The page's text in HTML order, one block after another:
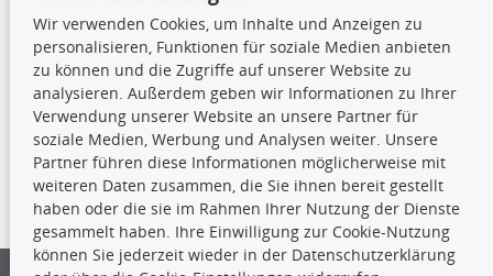
TecDoc Inside
Die hier angezeigten Daten insbesondere die gesamte Datenbank dürfen
nicht kopiert werden.
Es ist zu unterlassen, die Daten oder die gesamte Datenbank ohne
vorherige Zustimmung von TecDoc zu vervielfältigen, zu verbreiten
Wir verwenden Cookies, um Inhalte und Anzeigen zu
personalisieren, Funktionen für soziale Medien anbieten
zu können und die Zugriffe auf unserer Website zu
analysieren. Außerdem geben wir Informationen zu Ihrer
Verwendung unserer Website an unsere Partner für
soziale Medien, Werbung und Analysen weiter. Unsere
Partner führen diese Informationen möglicherweise mit
weiteren Daten zusammen, die Sie ihnen bereit gestellt
haben oder die sie im Rahmen Ihrer Nutzung der Dienste
gesammelt haben. Ihre Einwilligung zur Cookie-Nutzung
können Sie jederzeit wieder in der Datenschutzerklärung